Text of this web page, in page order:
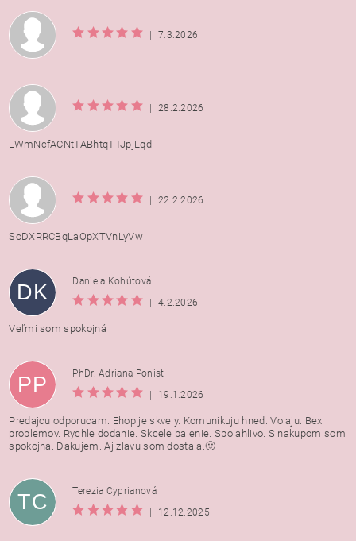
| 7.3.2026
| 28.2.2026
LWmNcfACNtTABhtqTTJpjLqd
| 22.2.2026
SoDXRRCBqLaOpXTVnLyVw
DK
Daniela Kohútová
|
4.2.2026
Veľmi som spokojná
PP
PhDr. Adriana Ponist
|
19.1.2026
Predajcu odporucam. Ehop je skvely. Komunikuju hned. Volaju. Bex
problemov. Rychle dodanie. Skcele balenie. Spolahlivo. S nakupom som
spokojna. Dakujem. Aj zlavu som dostala.🙂
TC
Terezia Cyprianová
|
12.12.2025